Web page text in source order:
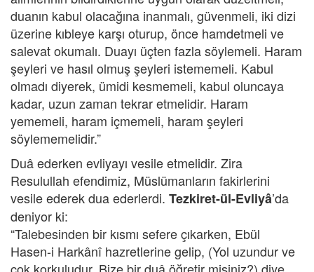
duanın kabul olacağına inanmalı, güvenmeli, iki dizi
üzerine kıbleye karşı oturup, önce hamdetmeli ve
salevat okumalı. Duayı üçten fazla söylemeli. Haram
şeyleri ve hasıl olmuş şeyleri istememeli. Kabul
olmadı diyerek, ümidi kesmemeli, kabul oluncaya
kadar, uzun zaman tekrar etmelidir. Haram
yememeli, haram içmemeli, haram şeyleri
söylememelidir.”
Duâ ederken evliyayı vesile etmelidir. Zira
Resulullah efendimiz, Müslümanların fakirlerini
vesile ederek dua ederlerdi. Tezkiret-ül-Evliyâ’da
deniyor ki:
“Talebesinden bir kısmı sefere çıkarken, Ebül
Hasen-i Harkânî hazretlerine gelip, (Yol uzundur ve